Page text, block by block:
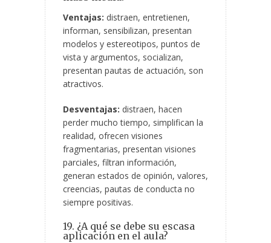
Ventajas: distraen, entretienen,
informan, sensibilizan, presentan
modelos y estereotipos, puntos de
vista y argumentos, socializan,
presentan pautas de actuación, son
atractivos.
Desventajas: distraen, hacen
perder mucho tiempo, simplifican la
realidad, ofrecen visiones
fragmentarias, presentan visiones
parciales, filtran información,
generan estados de opinión, valores,
creencias, pautas de conducta no
siempre positivas.
19. ¿A qué se debe su escasa
aplicación en el aula?